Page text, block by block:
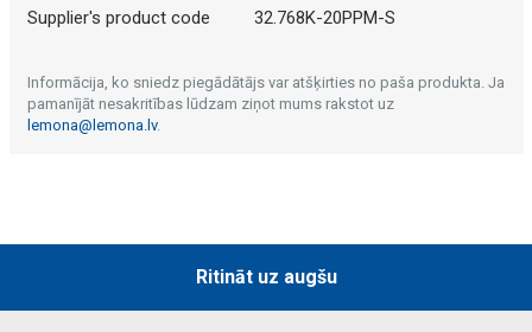
Supplier's product code 32.768K-20PPM-S
Informācija, ko sniedz piegādātājs var atšķirties no paša produkta. Ja
pamanījāt nesakritības lūdzam ziņot mums rakstot uz
lemona@lemona.lv.
Ritināt uz augšu